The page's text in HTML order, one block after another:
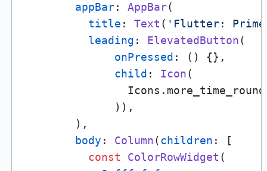
appBar: AppBar(
title : Text ( 'Flutter:
leading : ElevatedButton(
onPressed : () {},
child : Icon(
              )),
        ),
body : Column(children : [
const
ColorRowWidget (